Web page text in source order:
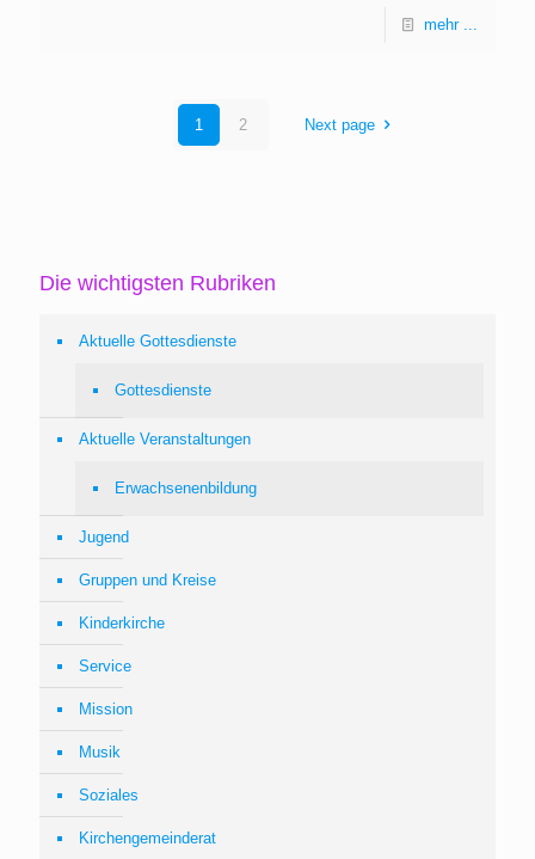
mehr ...
1 2 Next page
Die wichtigsten Rubriken
Aktuelle Gottesdienste
Gottesdienste
Aktuelle Veranstaltungen
Erwachsenenbildung
Jugend
Gruppen und Kreise
Kinderkirche
Service
Mission
Musik
Soziales
Kirchengemeinderat